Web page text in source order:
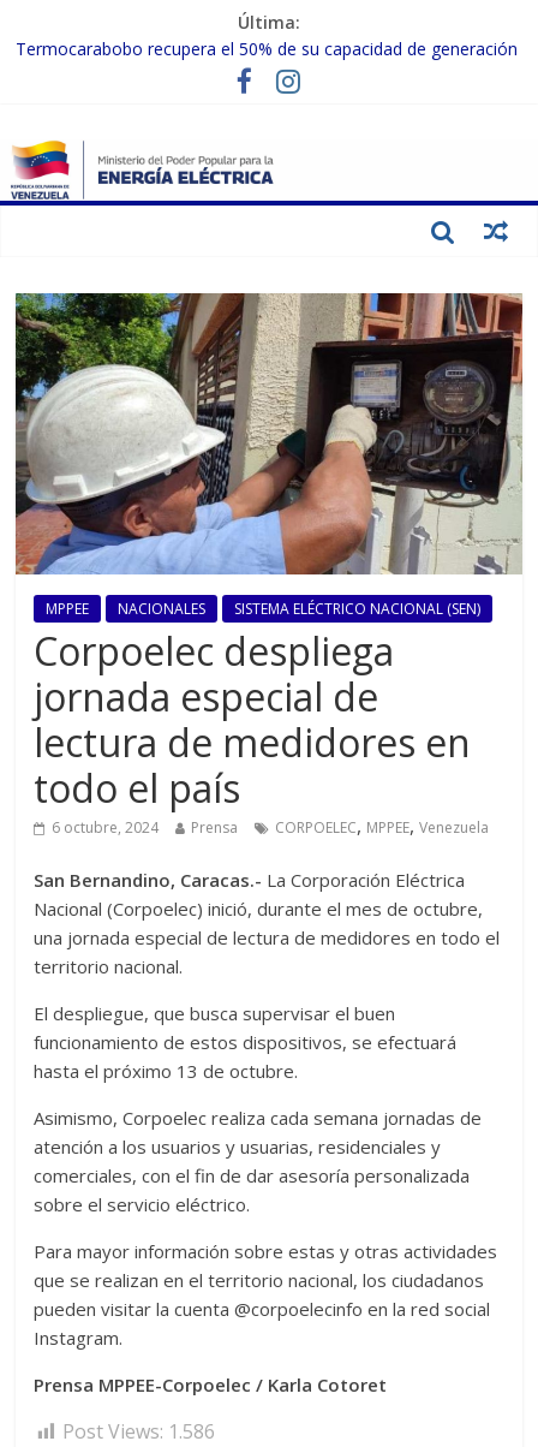
Última:
Termocarabobo recupera el 50% de su capacidad de generación
MPPEE avanza en la recuperación de infraestructuras eléctricas
Gobierno Nacional coordina acciones con el sector privado para
fortalecer el SEN ante el «Súper Niño»
Inspeccionan trabajos de rehabilitación en instalaciones del SEN
MPPEE NACIONALES SISTEMA ELÉCTRICO NACIONAL (SEN)
Corpoelec despliega
jornada especial de
lectura de medidores en
todo el país ‎
6 octubre, 2024 Prensa CORPOELEC, MPPEE,Venezuela
San Bernandino, Caracas.- La Corporación Eléctrica
Nacional (Corpoelec) inició, durante el mes de octubre,
una jornada especial de lectura de medidores en todo el
territorio nacional.
El despliegue, que busca supervisar el buen
funcionamiento de estos dispositivos, se efectuará
hasta el próximo 13 de octubre.
Asimismo, Corpoelec realiza cada semana jornadas de
atención a los usuarios y usuarias, residenciales y
comerciales, con el fin de dar asesoría personalizada
sobre el servicio eléctrico.
Para mayor información sobre estas y otras actividades
que se realizan en el territorio nacional, los ciudadanos
pueden visitar la cuenta @corpoelecinfo en la red social
Instagram.
Prensa MPPEE-Corpoelec / Karla Cotoret
Post Views: 1.586